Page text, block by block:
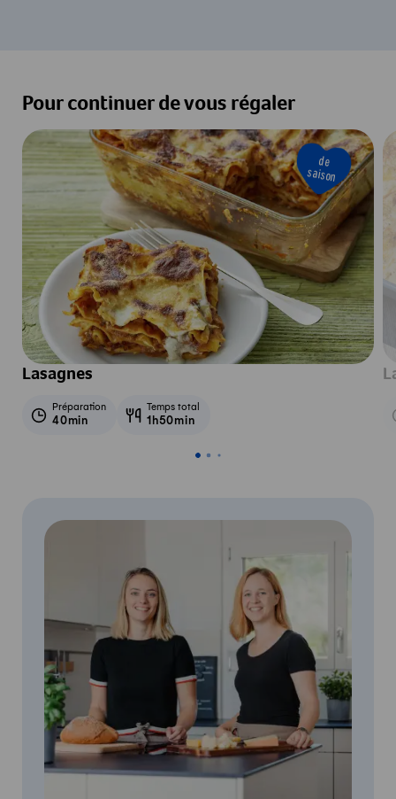
Pour continuer de vous régaler
de
saison
Lasagnes
Préparation
40min
Temps total
1h50min